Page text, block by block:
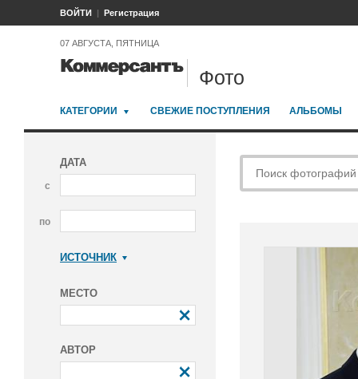
ВОЙТИ Регистрация
07 АВГУСТА, ПЯТНИЦА
Фото
КАТЕГОРИИ СВЕЖИЕ ПОСТУПЛЕНИЯ АЛЬБОМЫ
ДАТА
с
по
ИСТОЧНИК
МЕСТО
АВТОР